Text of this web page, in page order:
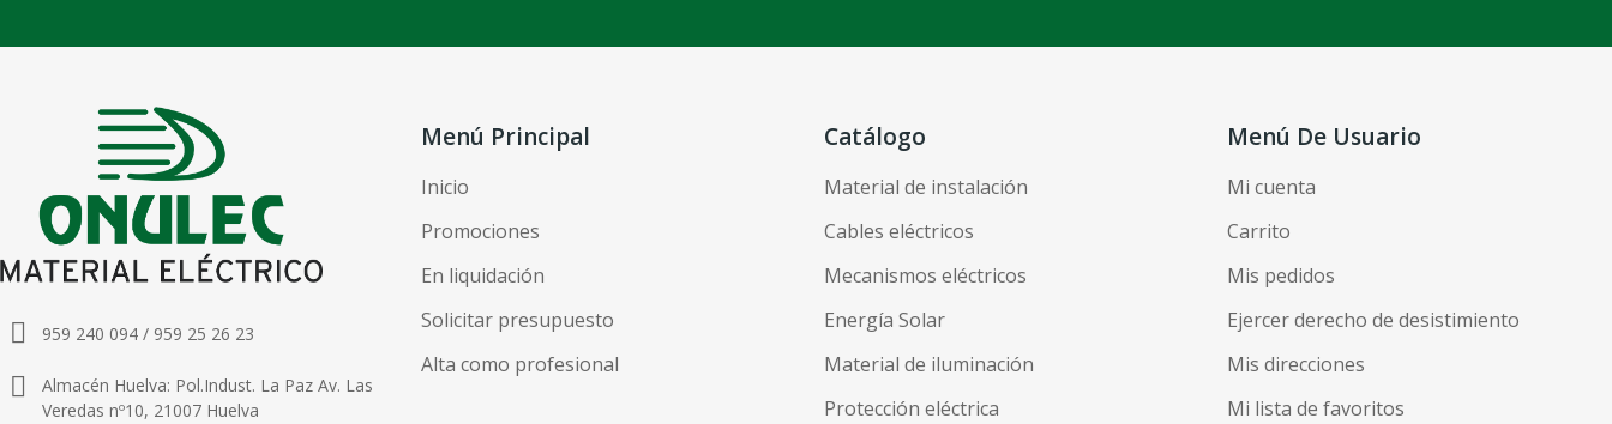
959 240 094 / 959 25 26 23
Almacén Huelva: Pol.Indust. La Paz Av. Las
Veredas nº10, 21007 Huelva
Menú Principal
Inicio
Promociones
En liquidación
Solicitar presupuesto
Alta como profesional
Catálogo
Material de instalación
Cables eléctricos
Mecanismos eléctricos
Energía Solar
Material de iluminación
Protección eléctrica
Menú De Usuario
Mi cuenta
Carrito
Mis pedidos
Ejercer derecho de desistimiento
Mis direcciones
Mi lista de favoritos